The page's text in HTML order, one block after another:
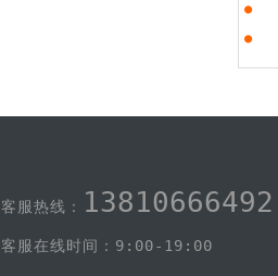
●
●
客服热线： 13810666492
客服在线时间：9:00-19:00